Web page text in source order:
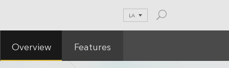
LA
Features
Overview